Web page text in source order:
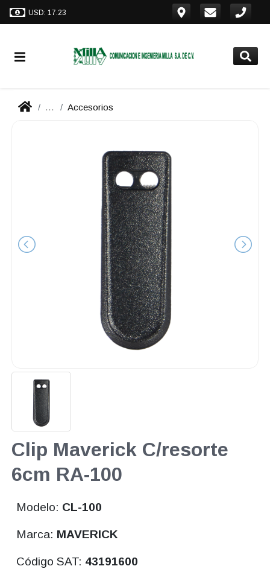
USD: 17.23
... Accesorios
Clip Maverick C/resorte
6cm RA-100
Modelo: CL-100
Marca: MAVERICK
Código SAT: 43191600